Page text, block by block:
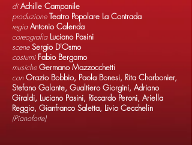
diAchille Campanile
produzioneTeatro Popolare La Contrada
regiaAntonio Calenda
coreografia Luciano Pasini
sceneSergio D'Osmo
costumi Fabio Bergamo
musicheGermano Mazzocchetti
conOrazio Bobbio, Paola Bonesi, Rita Charbonier,
Stefano Galante, Gualtiero Giorgini, Adriano
Giraldi, Luciano Pasini, Riccardo Peroni, Ariella
Reggio, Gianfranco Saletta, Livio Cecchelin
(Pianoforte)